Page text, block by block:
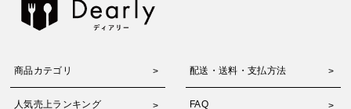
商品カテゴリ 配送・送料・支払方法
人気売上ランキング FAQ